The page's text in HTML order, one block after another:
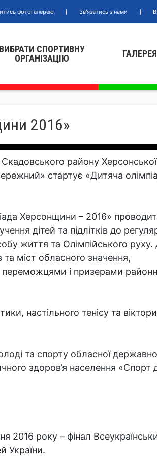
фотогалерею Зв'язатись з нами
ВИБРАТИ СПОРТИВНУ
ОРГАНIЗАЦIЮ
2016»
району Херсонської
стартує «Дитяча
Херсонщини – 2016»
дітей та підлітків до
життя та Олімпійського руху.
та міст обласного значення,
переможцями і призерами
настільного тенісу та
та спорту обласної
здоров’я населення «Спорт
2016 року – фінал
України.